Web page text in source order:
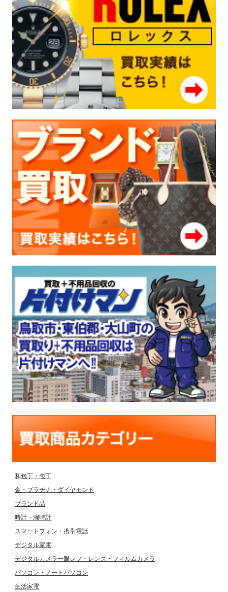
和包丁・包丁
金・プラチナ・ダイヤモンド
ブランド品
時計・腕時計
スマートフォン・携帯電話
デジタル家電
デジタルカメラ一眼レフ・レンズ・フィルムカメラ
パソコン・ノートパソコン
生活家電